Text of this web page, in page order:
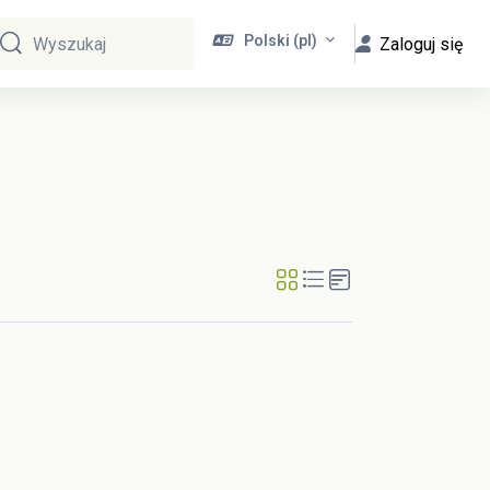
Polski ‎(pl)‎ Zaloguj się